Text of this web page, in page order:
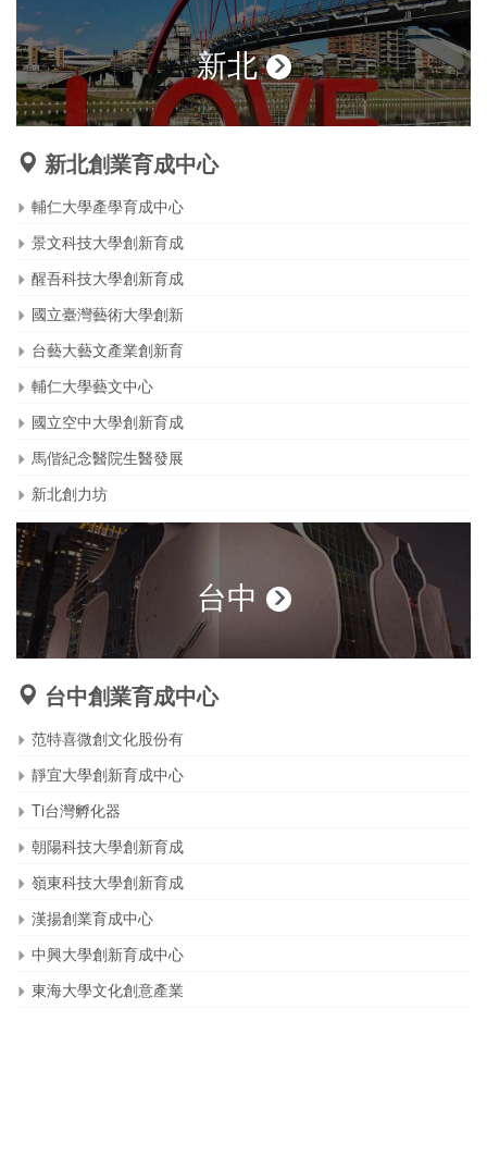
新北
新北創業育成中心
輔仁大學產學育成中心
景文科技大學創新育成
醒吾科技大學創新育成
國立臺灣藝術大學創新
台藝大藝文產業創新育
輔仁大學藝文中心
國立空中大學創新育成
馬偕紀念醫院生醫發展
新北創力坊
台中
台中創業育成中心
范特喜微創文化股份有
靜宜大學創新育成中心
Ti台灣孵化器
朝陽科技大學創新育成
嶺東科技大學創新育成
漢揚創業育成中心
中興大學創新育成中心
東海大學文化創意產業